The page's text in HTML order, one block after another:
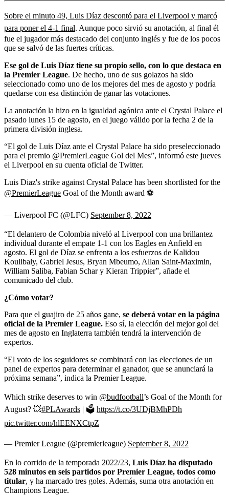
Sobre el minuto 49, Luis Díaz descontó para el Liverpool y marcó
para poner el 4-1 final. Aunque poco sirvió su anotación, al final él
fue el jugador más destacado del conjunto inglés y fue de los pocos
que se salvó de las fuertes críticas.
Ese gol de Luis Díaz tiene su propio sello, con lo que destaca en
la Premier League. De hecho, uno de sus golazos ha sido
seleccionado como uno de los mejores del mes de agosto y podría
quedarse con esa distinción de ganar las votaciones.
La anotación la hizo en la igualdad agónica ante el Crystal Palace el
pasado lunes 15 de agosto, en el juego válido por la fecha 2 de la
primera división inglesa.
“El gol de Luis Díaz ante el Crystal Palace ha sido preseleccionado
para el premio @PremierLeague Gol del Mes”, informó este jueves
el Liverpool en su cuenta oficial de Twitter.
Luis Diaz's strike against Crystal Palace has been shortlisted for the
@PremierLeague Goal of the Month award ⚽
— Liverpool FC (@LFC) September 8, 2022
“El delantero de Colombia niveló al Liverpool con una brillantez
individual durante el empate 1-1 con los Eagles en Anfield en
agosto. El gol de Díaz se enfrenta a los esfuerzos de Kalidou
Koulibaly, Gabriel Jesus, Bryan Mbeumo, Allan Saint-Maximin,
William Saliba, Fabian Schar y Kieran Trippier”, añade el
comunicado del club.
¿Cómo votar?
Para que el guajiro de 25 años gane, se deberá votar en la página
oficial de la Premier League. Eso sí, la elección del mejor gol del
mes de agosto en Inglaterra también tendrá la intervención de
expertos.
“El voto de los seguidores se combinará con las elecciones de un
panel de expertos para determinar el ganador, que se anunciará la
próxima semana”, indica la Premier League.
Which strike deserves to win @budfootball’s Goal of the Month for
August? 💥#PLAwards | 🗳 https://t.co/3UDjBMhPDh
pic.twitter.com/hlEENXCtpZ
— Premier League (@premierleague) September 8, 2022
En lo corrido de la temporada 2022/23, Luis Díaz ha disputado
528 minutos en seis partidos por Premier League, todos como
titular, y ha marcado tres goles. Además, suma otra anotación en
Champions League.